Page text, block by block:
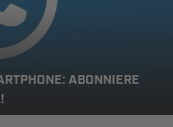
ABONNIERE